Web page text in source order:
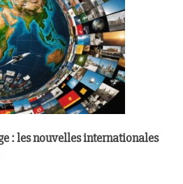
: les nouvelles internationales